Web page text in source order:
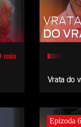
min
Vrata do
Epizoda